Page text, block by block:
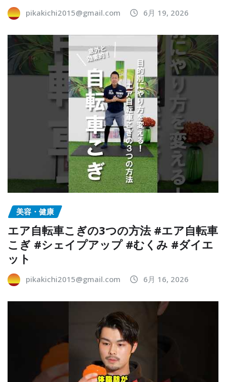
pikakichi2015@gmail.com 6月 19, 2026
美容・健康
エア自転車こぎの3つの方法 #エア自転車
こぎ #シェイプアップ #むくみ #ダイエ
ット
pikakichi2015@gmail.com 6月 16, 2026